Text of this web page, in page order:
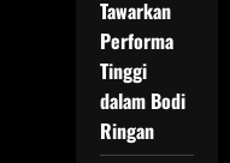
Tawarkan
Performa
Tinggi
dalam Bodi
Ringan